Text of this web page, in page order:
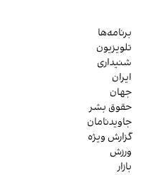
برنامه‌ها
تلویزیون
شنیداری
ایران
جهان
حقوق بشر
جاویدنامان
گزارش ویژه
ورزش
بازار